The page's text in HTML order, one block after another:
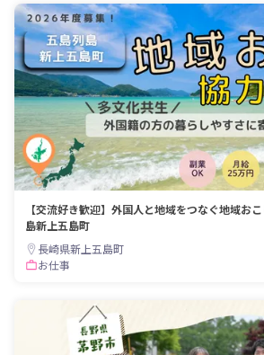
【交流好き歓迎】外国人と地域をつなぐ地域お
島新上五島町
長崎県新上五島町
お仕事